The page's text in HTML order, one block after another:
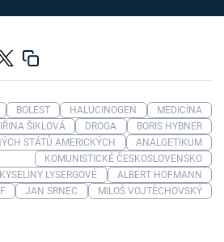
BOLEST HALUCINOGEN
MEDICÍNA
ŠIKLOVÁ
DROGA
BORIS HYBNER
STÁTŮ AMERICKÝCH
ANALGETIKUM
KOMUNISTICKÉ ČESKOSLOVENSKO
LYSERGOVÉ
ALBERT HOFMANN
JAN SRNEC MILOŠ VOJTĚCHOVSKÝ